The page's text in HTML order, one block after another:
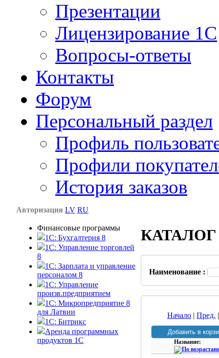
Презентации
Лицензирование 1С
Вопросы-ответы
Контакты
Форум
Персональный раздел
Профиль
Профили
История заказов
Авторизация LV RU
Финансовые программы
1С: Бухгалтерия 8
1C: Управление торговлей
8
1C: Зарплата и управление
персоналом 8
1C: Управление
произв.предприятием
1С: Микропредприятие 8
для Латвии
1C: Битрикс
Аренда программных
продуктов 1С
КАТАЛОГ
Наименование :
Начало | Пред.
Название: